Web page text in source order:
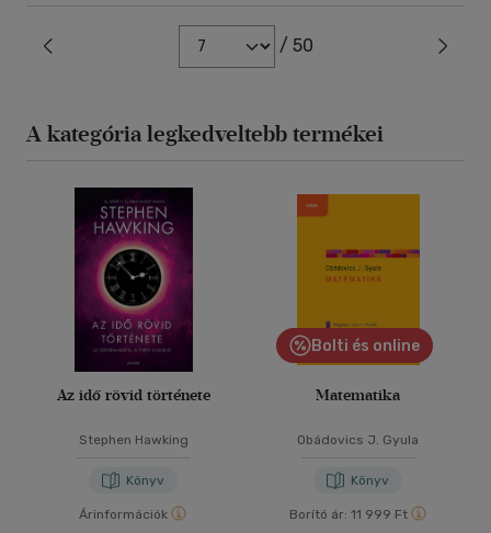
/ 50
A kategória legkedveltebb termékei
Az idő rövid története
Stephen Hawking
Könyv
Árinformációk
Bolti és online
Matematika
Obádovics J. Gyula
Könyv
Borító ár: 11 999 Ft